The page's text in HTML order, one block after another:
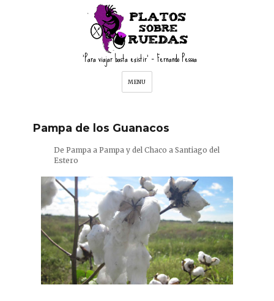
MENU
'Para viajar basta existir' – Fernando Pessoa
Pampa de los Guanacos
De Pampa a Pampa y del Chaco a Santiago del
Estero